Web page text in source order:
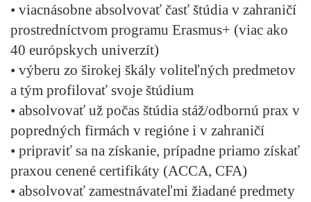
• viacnásobne absolvovať časť štúdia v zahraničí
prostredníctvom programu Erasmus+ (viac ako
40 európskych univerzít)
• výberu zo širokej škály voliteľných predmetov
a tým profilovať svoje štúdium
• absolvovať už počas štúdia stáž/odbornú prax v
popredných firmách v regióne i v zahraničí
• pripraviť sa na získanie, prípadne priamo získať
praxou cenené certifikáty (ACCA, CFA)
• absolvovať zamestnávateľmi žiadané predmety